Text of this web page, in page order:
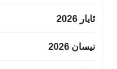
ئایار 2026
نیسان 2026